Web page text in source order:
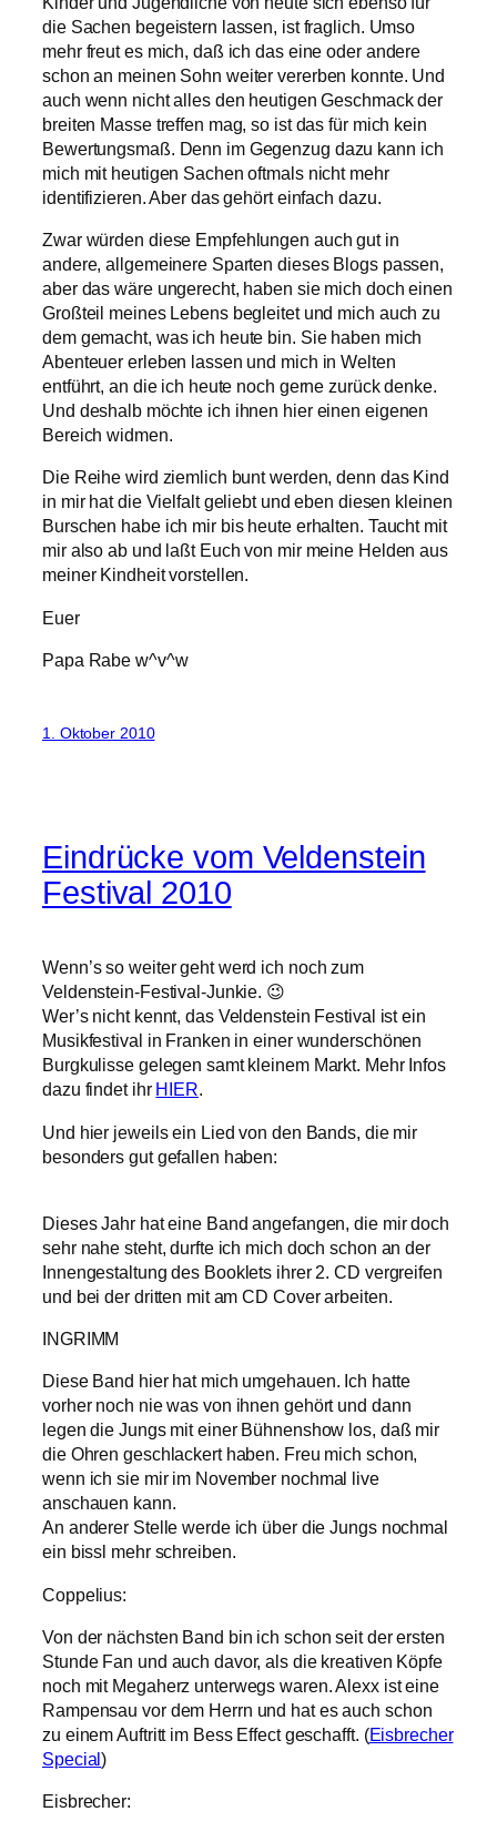
die Sachen begeistern lassen, ist fraglich. Umso
mehr freut es mich, daß ich das eine oder andere
schon an meinen Sohn weiter vererben konnte. Und
auch wenn nicht alles den heutigen Geschmack der
breiten Masse treffen mag, so ist das für mich kein
Bewertungsmaß. Denn im Gegenzug dazu kann ich
mich mit heutigen Sachen oftmals nicht mehr
identifizieren. Aber das gehört einfach dazu.
Zwar würden diese Empfehlungen auch gut in
andere, allgemeinere Sparten dieses Blogs passen,
aber das wäre ungerecht, haben sie mich doch einen
Großteil meines Lebens begleitet und mich auch zu
dem gemacht, was ich heute bin. Sie haben mich
Abenteuer erleben lassen und mich in Welten
entführt, an die ich heute noch gerne zurück denke.
Und deshalb möchte ich ihnen hier einen eigenen
Bereich widmen.
Die Reihe wird ziemlich bunt werden, denn das Kind
in mir hat die Vielfalt geliebt und eben diesen kleinen
Burschen habe ich mir bis heute erhalten. Taucht mit
mir also ab und laßt Euch von mir meine Helden aus
meiner Kindheit vorstellen.
Euer
Papa Rabe w^v^w
1. Oktober 2010
Eindrücke vom Veldenstein
Festival 2010
Wenn’s so weiter geht werd ich noch zum
Veldenstein-Festival-Junkie. 😉
Wer’s nicht kennt, das Veldenstein Festival ist ein
Musikfestival in Franken in einer wunderschönen
Burgkulisse gelegen samt kleinem Markt. Mehr Infos
dazu findet ihr HIER.
Und hier jeweils ein Lied von den Bands, die mir
besonders gut gefallen haben:
Dieses Jahr hat eine Band angefangen, die mir doch
sehr nahe steht, durfte ich mich doch schon an der
Innengestaltung des Booklets ihrer 2. CD vergreifen
und bei der dritten mit am CD Cover arbeiten.
INGRIMM
Diese Band hier hat mich umgehauen. Ich hatte
vorher noch nie was von ihnen gehört und dann
legen die Jungs mit einer Bühnenshow los, daß mir
die Ohren geschlackert haben. Freu mich schon,
wenn ich sie mir im November nochmal live
anschauen kann.
An anderer Stelle werde ich über die Jungs nochmal
ein bissl mehr schreiben.
Coppelius:
Von der nächsten Band bin ich schon seit der ersten
Stunde Fan und auch davor, als die kreativen Köpfe
noch mit Megaherz unterwegs waren. Alexx ist eine
Rampensau vor dem Herrn und hat es auch schon
zu einem Auftritt im Bess Effect geschafft. (Eisbrecher
Special)
Eisbrecher: